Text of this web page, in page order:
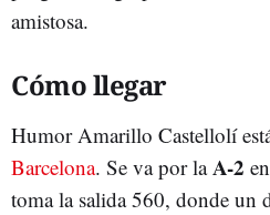
amistosa.
Cómo llegar
Humor Amarillo Castellolí
Barcelona. Se va por laA-2
toma la salida 560, donde un